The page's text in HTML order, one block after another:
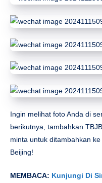
Ingin melihat foto Anda di
berikutnya, tambahkan
minta untuk ditambahkan
Beijing!
MEMBACA: Kunjungi Di